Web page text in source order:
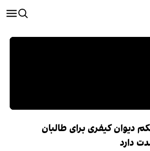
کیفری برای طالبان
دارد